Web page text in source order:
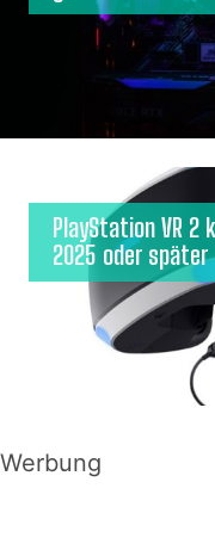
PlayStation VR
2025 oder später
Werbung